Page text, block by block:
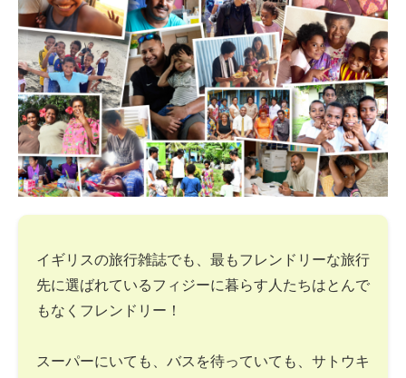
イギリスの旅行雑誌でも、最もフレンドリーな旅行
先に選ばれているフィジーに暮らす人たちはとんで
もなくフレンドリー！
スーパーにいても、バスを待っていても、サトウキ